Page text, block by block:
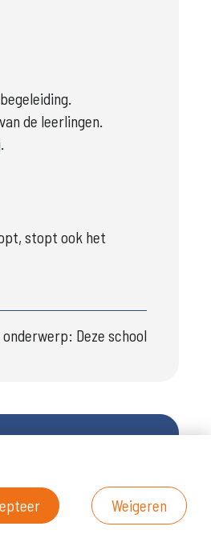
Weigeren
de leerlingen.
stopt ook het
onderwerp: Deze school